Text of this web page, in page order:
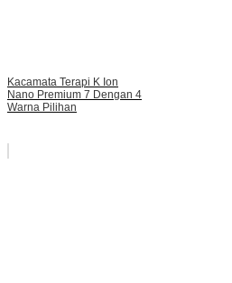
Kacamata Terapi K Ion
Nano Premium 7 Dengan 4
Warna Pilihan